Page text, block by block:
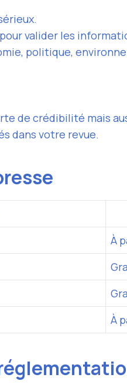
valider les
politique,
de crédibilité mais
dans votre revue.
À
À